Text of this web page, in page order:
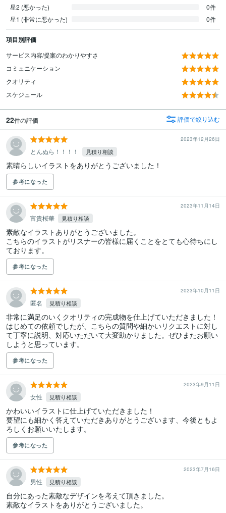
星2 (悪かった)
0件
星1 (非常に悪かった)
0件
項目別評価
サービス内容/提案のわかりやすさ
コミュニケーション
クオリティ
スケジュール
22件の評価 評価で絞り込む
2023年12月26日
とんぬら！！！！ 見積り相談
参考になった
2023年11月14日
富貴桜華 見積り相談
素敵なイラストありがとうございました。
こちらのイラストがリスナーの皆様に届くことをとても心待ちにし
ております。
参考になった
2023年10月11日
匿名 見積り相談
非常に満足のいくクオリティの完成物を仕上げていただきました！
はじめての依頼でしたが、こちらの質問や細かいリクエストに対し
て丁寧に説明、対応いただいて大変助かりました。ぜひまたお願い
しようと思っています。
参考になった
2023年9月11日
女性 見積り相談
かわいいイラストに仕上げていただきました！
要望にも細かく答えていただきありがとうございます、今後ともよ
ろしくお願いいたします。
参考になった
2023年7月16日
男性 見積り相談
自分にあった素敵なデザインを考えて頂きました。
素敵なイラストをありがとうございました。